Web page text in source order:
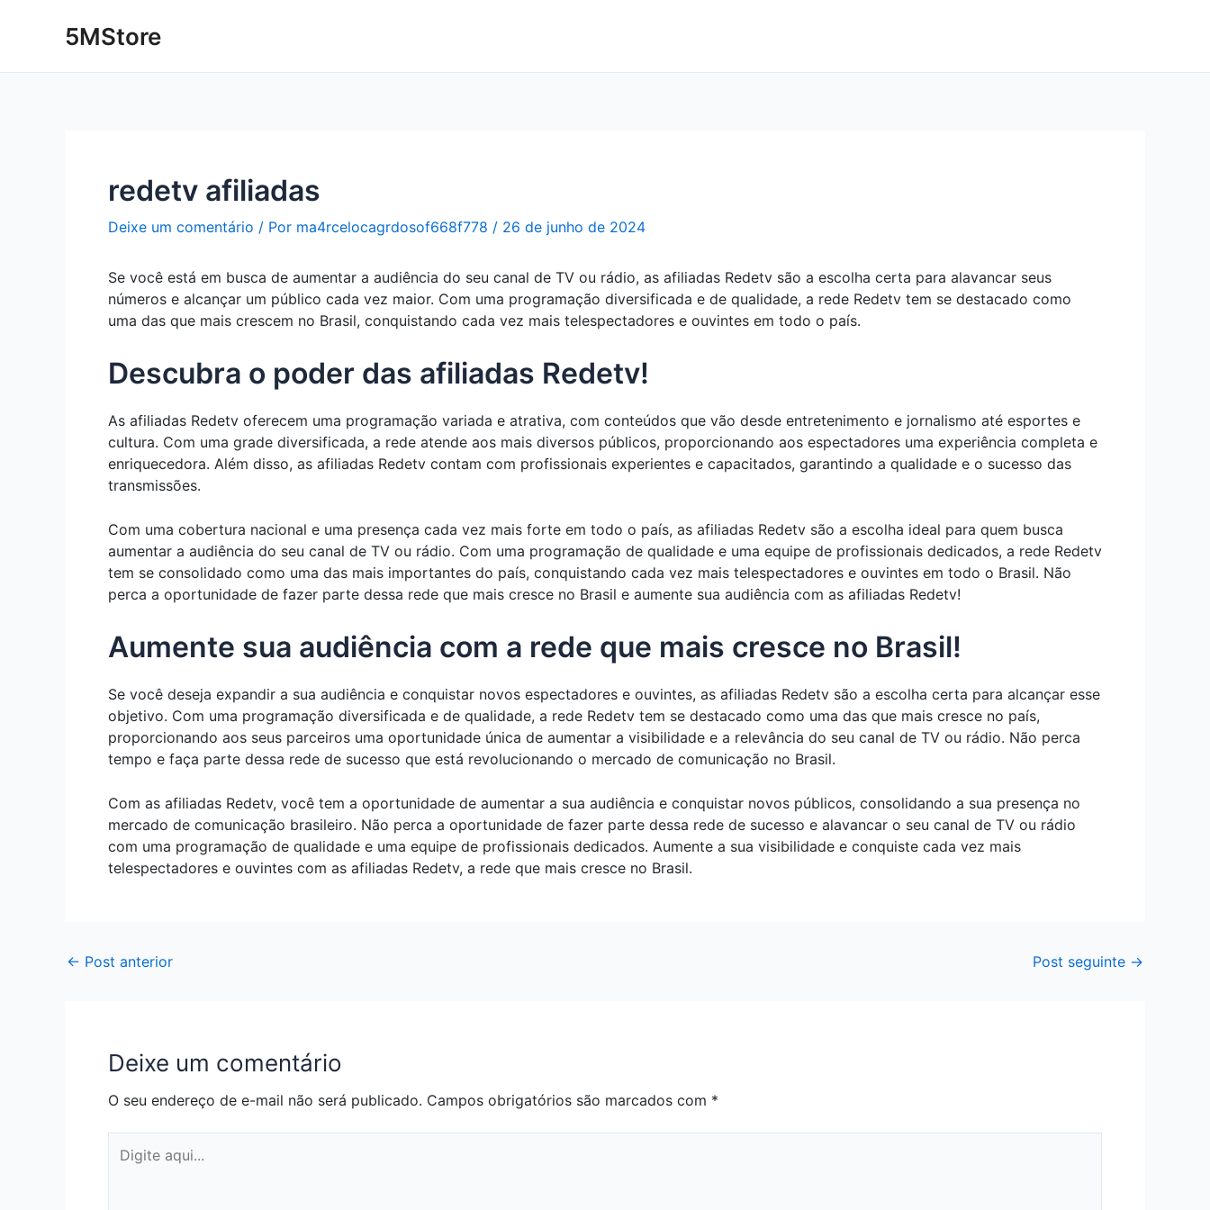
5MStore
redetv afiliadas
Deixe um comentário / Por ma4rcelocagrdosof668f778 / 26 de junho de 2024
Se você está em busca de aumentar a audiência do seu canal de TV ou rádio, as afiliadas Redetv são a escolha certa para alavancar seus
números e alcançar um público cada vez maior. Com uma programação diversificada e de qualidade, a rede Redetv tem se destacado como
uma das que mais crescem no Brasil, conquistando cada vez mais telespectadores e ouvintes em todo o país.
Descubra o poder das afiliadas Redetv!
As afiliadas Redetv oferecem uma programação variada e atrativa, com conteúdos que vão desde entretenimento e jornalismo até esportes e
cultura. Com uma grade diversificada, a rede atende aos mais diversos públicos, proporcionando aos espectadores uma experiência completa e
enriquecedora. Além disso, as afiliadas Redetv contam com profissionais experientes e capacitados, garantindo a qualidade e o sucesso das
transmissões.
Com uma cobertura nacional e uma presença cada vez mais forte em todo o país, as afiliadas Redetv são a escolha ideal para quem busca
aumentar a audiência do seu canal de TV ou rádio. Com uma programação de qualidade e uma equipe de profissionais dedicados, a rede Redetv
tem se consolidado como uma das mais importantes do país, conquistando cada vez mais telespectadores e ouvintes em todo o Brasil. Não
perca a oportunidade de fazer parte dessa rede que mais cresce no Brasil e aumente sua audiência com as afiliadas Redetv!
Aumente sua audiência com a rede que mais cresce no Brasil!
Se você deseja expandir a sua audiência e conquistar novos espectadores e ouvintes, as afiliadas Redetv são a escolha certa para alcançar esse
objetivo. Com uma programação diversificada e de qualidade, a rede Redetv tem se destacado como uma das que mais cresce no país,
proporcionando aos seus parceiros uma oportunidade única de aumentar a visibilidade e a relevância do seu canal de TV ou rádio. Não perca
tempo e faça parte dessa rede de sucesso que está revolucionando o mercado de comunicação no Brasil.
Com as afiliadas Redetv, você tem a oportunidade de aumentar a sua audiência e conquistar novos públicos, consolidando a sua presença no
mercado de comunicação brasileiro. Não perca a oportunidade de fazer parte dessa rede de sucesso e alavancar o seu canal de TV ou rádio
com uma programação de qualidade e uma equipe de profissionais dedicados. Aumente a sua visibilidade e conquiste cada vez mais
telespectadores e ouvintes com as afiliadas Redetv, a rede que mais cresce no Brasil.
navigation
← Post anterior Post seguinte →
Deixe um comentário
O seu endereço de e-mail não será publicado. Campos obrigatórios são marcados com *
aqui...